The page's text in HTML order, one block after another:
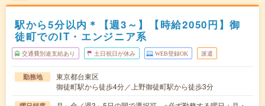
駅から5分以内＊【週3～】【時給2050円】御
徒町でのIT・エンジニア系
交通費別途支給あり 土日祝日が休み WEB登録OK 派遣
勤務地
東京都台東区
御徒町駅から徒歩4分／上野御徒町駅から徒歩3分